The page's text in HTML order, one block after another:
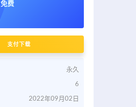
免费
支付下载
永久
6
2022年09月02日